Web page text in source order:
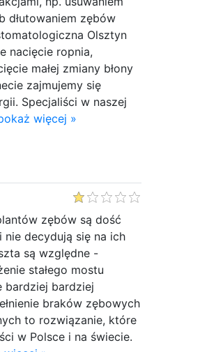
dłutowaniem zębów
Olsztyn
nacięcie ropnia,
małej zmiany błony
zajmujemy się
Specjaliści w naszej
więcej »
zębów są dość
nie decydują się na ich
są względne -
stałego mostu
bardziej bardziej
braków zębowych
to rozwiązanie, które
w Polsce i na świecie.